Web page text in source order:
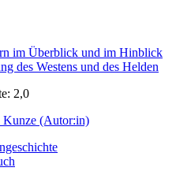
2,0
Kunze (Autor:in)